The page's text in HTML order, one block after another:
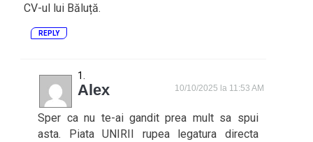
CV-ul lui Băluță.
REPLY
Alex 10/10/2025 la 11:53 AM
Sper ca nu te-ai gandit prea mult sa spui
asta. Piata UNIRII rupea legatura directa